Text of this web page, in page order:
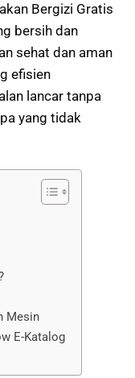
Bergizi Gratis
bersih dan
sehat dan aman
efisien
lancar tanpa
yang tidak
Mesin
E-Katalog